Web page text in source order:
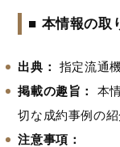
■ 本情報の取
出典：
指定流通
掲載の趣旨：
本
切な成約事例の紹
注意事項：